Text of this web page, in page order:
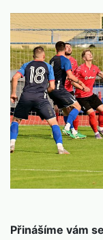
Přinášíme vám